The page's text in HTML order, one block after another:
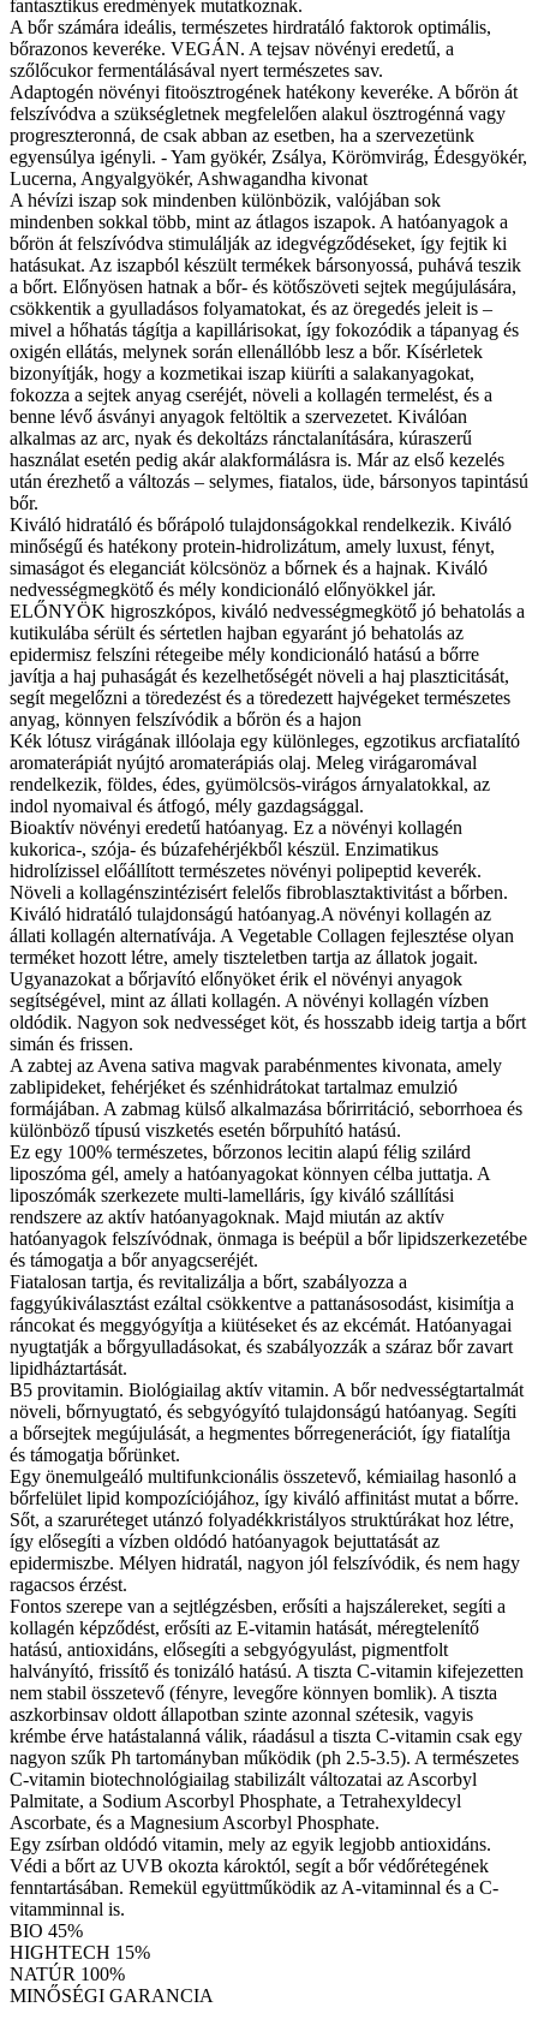
fantasztikus eredmények mutatkoznak.
A bőr számára ideális, természetes hirdratáló faktorok optimális,
bőrazonos keveréke. VEGÁN. A tejsav növényi eredetű, a
szőlőcukor fermentálásával nyert természetes sav.
Adaptogén növényi fitoösztrogének hatékony keveréke. A bőrön át
felszívódva a szükségletnek megfelelően alakul ösztrogénná vagy
progreszteronná, de csak abban az esetben, ha a szervezetünk
egyensúlya igényli. - Yam gyökér, Zsálya, Körömvirág, Édesgyökér,
Lucerna, Angyalgyökér, Ashwagandha kivonat
A hévízi iszap sok mindenben különbözik, valójában sok
mindenben sokkal több, mint az átlagos iszapok. A hatóanyagok a
bőrön át felszívódva stimulálják az idegvégződéseket, így fejtik ki
hatásukat. Az iszapból készült termékek bársonyossá, puhává teszik
a bőrt. Előnyösen hatnak a bőr- és kötőszöveti sejtek megújulására,
csökkentik a gyulladásos folyamatokat, és az öregedés jeleit is –
mivel a hőhatás tágítja a kapillárisokat, így fokozódik a tápanyag és
oxigén ellátás, melynek során ellenállóbb lesz a bőr. Kísérletek
bizonyítják, hogy a kozmetikai iszap kiüríti a salakanyagokat,
fokozza a sejtek anyag cseréjét, növeli a kollagén termelést, és a
benne lévő ásványi anyagok feltöltik a szervezetet. Kiválóan
alkalmas az arc, nyak és dekoltázs ránctalanítására, kúraszerű
használat esetén pedig akár alakformálásra is. Már az első kezelés
után érezhető a változás – selymes, fiatalos, üde, bársonyos tapintású
bőr.
Kiváló hidratáló és bőrápoló tulajdonságokkal rendelkezik. Kiváló
minőségű és hatékony protein-hidrolizátum, amely luxust, fényt,
simaságot és eleganciát kölcsönöz a bőrnek és a hajnak. Kiváló
nedvességmegkötő és mély kondicionáló előnyökkel jár.
ELŐNYÖK higroszkópos, kiváló nedvességmegkötő jó behatolás a
kutikulába sérült és sértetlen hajban egyaránt jó behatolás az
epidermisz felszíni rétegeibe mély kondicionáló hatású a bőrre
javítja a haj puhaságát és kezelhetőségét növeli a haj plaszticitását,
segít megelőzni a töredezést és a töredezett hajvégeket természetes
anyag, könnyen felszívódik a bőrön és a hajon
Kék lótusz virágának illóolaja egy különleges, egzotikus arcfiatalító
aromaterápiát nyújtó aromaterápiás olaj. Meleg virágaromával
rendelkezik, földes, édes, gyümölcsös-virágos árnyalatokkal, az
indol nyomaival és átfogó, mély gazdagsággal.
Bioaktív növényi eredetű hatóanyag. Ez a növényi kollagén
kukorica-, szója- és búzafehérjékből készül. Enzimatikus
hidrolízissel előállított természetes növényi polipeptid keverék.
Növeli a kollagénszintézisért felelős fibroblasztaktivitást a bőrben.
Kiváló hidratáló tulajdonságú hatóanyag.A növényi kollagén az
állati kollagén alternatívája. A Vegetable Collagen fejlesztése olyan
terméket hozott létre, amely tiszteletben tartja az állatok jogait.
Ugyanazokat a bőrjavító előnyöket érik el növényi anyagok
segítségével, mint az állati kollagén. A növényi kollagén vízben
oldódik. Nagyon sok nedvességet köt, és hosszabb ideig tartja a bőrt
simán és frissen.
A zabtej az Avena sativa magvak parabénmentes kivonata, amely
zablipideket, fehérjéket és szénhidrátokat tartalmaz emulzió
formájában. A zabmag külső alkalmazása bőrirritáció, seborrhoea és
különböző típusú viszketés esetén bőrpuhító hatású.
Ez egy 100% természetes, bőrzonos lecitin alapú félig szilárd
liposzóma gél, amely a hatóanyagokat könnyen célba juttatja. A
liposzómák szerkezete multi-lamelláris, így kiváló szállítási
rendszere az aktív hatóanyagoknak. Majd miután az aktív
hatóanyagok felszívódnak, önmaga is beépül a bőr lipidszerkezetébe
és támogatja a bőr anyagcseréjét.
Fiatalosan tartja, és revitalizálja a bőrt, szabályozza a
faggyúkiválasztást ezáltal csökkentve a pattanásosodást, kisimítja a
ráncokat és meggyógyítja a kiütéseket és az ekcémát. Hatóanyagai
nyugtatják a bőrgyulladásokat, és szabályozzák a száraz bőr zavart
lipidháztartását.
B5 provitamin. Biológiailag aktív vitamin. A bőr nedvességtartalmát
növeli, bőrnyugtató, és sebgyógyító tulajdonságú hatóanyag. Segíti
a bőrsejtek megújulását, a hegmentes bőrregenerációt, így fiatalítja
és támogatja bőrünket.
Egy önemulgeáló multifunkcionális összetevő, kémiailag hasonló a
bőrfelület lipid kompozíciójához, így kiváló affinitást mutat a bőrre.
Sőt, a szaruréteget utánzó folyadékkristályos struktúrákat hoz létre,
így elősegíti a vízben oldódó hatóanyagok bejuttatását az
epidermiszbe. Mélyen hidratál, nagyon jól felszívódik, és nem hagy
ragacsos érzést.
Fontos szerepe van a sejtlégzésben, erősíti a hajszálereket, segíti a
kollagén képződést, erősíti az E-vitamin hatását, méregtelenítő
hatású, antioxidáns, elősegíti a sebgyógyulást, pigmentfolt
halványító, frissítő és tonizáló hatású. A tiszta C-vitamin kifejezetten
nem stabil összetevő (fényre, levegőre könnyen bomlik). A tiszta
aszkorbinsav oldott állapotban szinte azonnal szétesik, vagyis
krémbe érve hatástalanná válik, ráadásul a tiszta C-vitamin csak egy
nagyon szűk Ph tartományban működik (ph 2.5-3.5). A természetes
C-vitamin biotechnológiailag stabilizált változatai az Ascorbyl
Palmitate, a Sodium Ascorbyl Phosphate, a Tetrahexyldecyl
Ascorbate, és a Magnesium Ascorbyl Phosphate.
Egy zsírban oldódó vitamin, mely az egyik legjobb antioxidáns.
Védi a bőrt az UVB okozta károktól, segít a bőr védőrétegének
fenntartásában. Remekül együttműködik az A-vitaminnal és a C-
vitamminnal is.
BIO 45%
HIGHTECH 15%
NATÚR 100%
MINŐSÉGI GARANCIA